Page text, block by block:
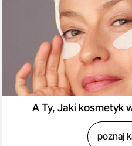
A Ty, Jaki kosmetyk
poznaj